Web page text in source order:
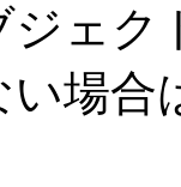
ジェク
い場合